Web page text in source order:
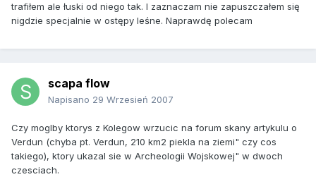
trafiłem ale łuski od niego tak. I zaznaczam nie zapuszczałem się
nigdzie specjalnie w ostępy leśne. Naprawdę polecam
scapa flow
Napisano 29 Wrzesień 2007
Czy moglby ktorys z Kolegow wrzucic na forum skany artykulu o
Verdun (chyba pt. Verdun, 210 km2 piekla na ziemi" czy cos
takiego), ktory ukazal sie w Archeologii Wojskowej" w dwoch
czesciach.